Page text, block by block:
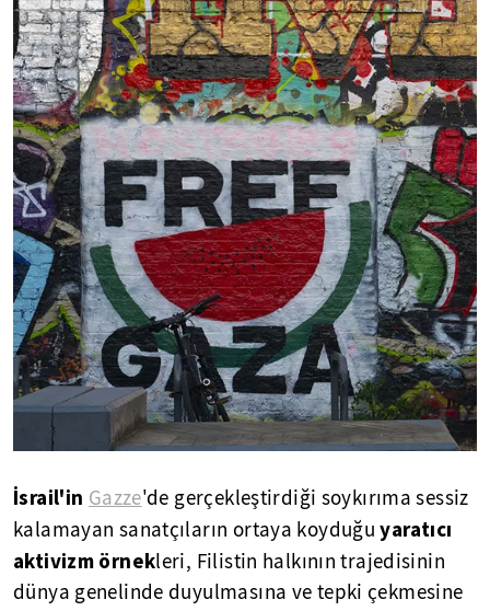
İsrail'in Gazze'de gerçekleştirdiği soykırıma sessiz
kalamayan sanatçıların ortaya koyduğuyaratıcı
aktivizm örnekleri, Filistin halkının trajedisinin
dünya genelinde duyulmasına ve tepki çekmesine